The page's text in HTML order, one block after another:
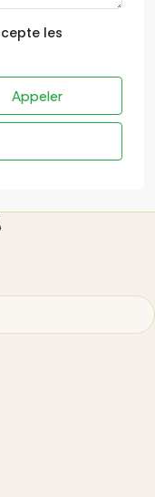
les
Appeler